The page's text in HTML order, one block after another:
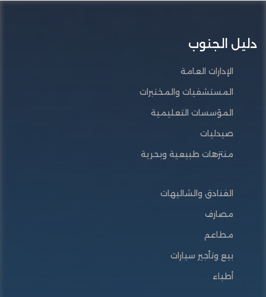
دليل الجنوب
الإدارات العامة
المستشفيات والمختبرات
المؤسسات التعليمية
صيدليات
منتزهات طبيعية وبحرية
الفنادق والشاليهات
مصارف
مطاعم
بيع وتأجير سيارات
أطباء